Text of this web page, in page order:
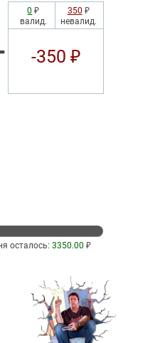
0 ₽
валид.
350 ₽
невалид.
-350 ₽
осталось: 3350.00 ₽